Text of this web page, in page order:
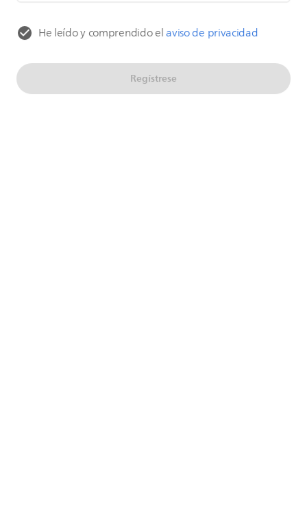
He leído y comprendido elaviso de privacidad
Regístrese